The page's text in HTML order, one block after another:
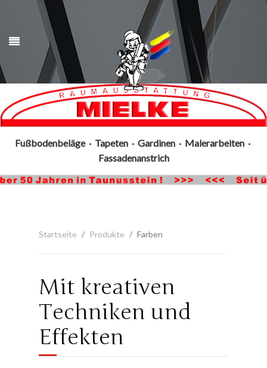
Fußbodenbeläge · Tapeten · Gardinen · Malerarbeiten ·
Fassadenanstrich
Startseite Produkte Farben
Mit kreativen
Techniken und
Effekten